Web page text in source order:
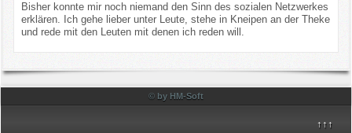
Bisher konnte mir noch niemand den Sinn des sozialen Netzwerkes
erklären. Ich gehe lieber unter Leute, stehe in Kneipen an der Theke
und rede mit den Leuten mit denen ich reden will.
© by HM-Soft
↑↑↑